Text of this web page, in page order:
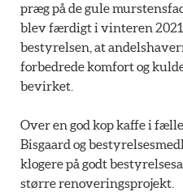
præg på de gule
blev færdigt i vinteren 2021
bestyrelsen, at
forbedrede komfort og
bevirket.
Over en god kop kaffe i
Bisgaard og
klogere på godt
større renoveringsprojekt.